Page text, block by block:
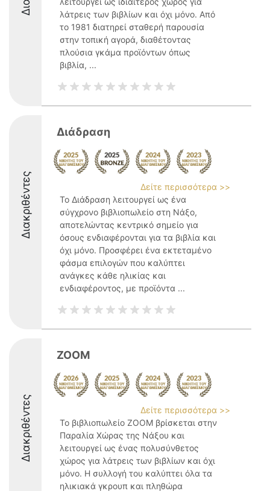
λάτρεις των βιβλίων και όχι μόνο. Από
το 1981 διατηρεί σταθερή παρουσία
στην τοπική αγορά, διαθέτοντας
πλούσια γκάμα προϊόντων όπως
βιβλία, ...
Διακριθέντες
Διάδραση
Δείτε περισσότερα >>
Το Διάδραση λειτουργεί ως ένα
σύγχρονο βιβλιοπωλείο στη Νάξο,
αποτελώντας κεντρικό σημείο για
όσους ενδιαφέρονται για τα βιβλία και
όχι μόνο. Προσφέρει ένα εκτεταμένο
φάσμα επιλογών που καλύπτει
ανάγκες κάθε ηλικίας και
ενδιαφέροντος, με προϊόντα ...
Διακριθέντες
ZOOM
Δείτε περισσότερα >>
Το βιβλιοπωλείο ZOOM βρίσκεται στην
Παραλία Χώρας της Νάξου και
λειτουργεί ως ένας πολυσύνθετος
χώρος για λάτρεις των βιβλίων και όχι
μόνο. Η συλλογή του καλύπτει όλα τα
ηλικιακά γκρουπ και πληθώρα